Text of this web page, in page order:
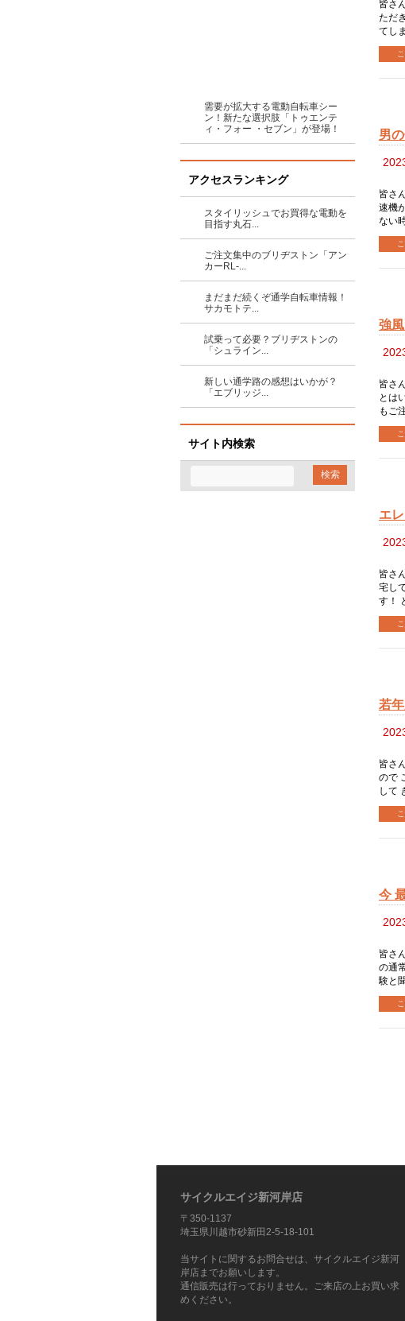
皆さ
ただ
てし
男
皆さ
速機
ない
強
皆さ
とは
もご
エ
皆さ
宅し
す！
若
皆さ
ので
して
今
皆さ
の通
験と
需要が拡大する電動自転車シー
ン！新たな選択肢「トゥエンテ
ィ・フォー ・セブン」が登場！
アクセスランキング
スタイリッシュでお買得な電動を
目指す丸石...
ご注文集中のブリヂストン「アン
カーRL-...
まだまだ続くぞ通学自転車情報！
サカモトテ...
試乗って必要？ブリヂストンの
「シュライン...
新しい通学路の感想はいかが？
「エブリッジ...
サイト内検索
サイクルエイジ新河岸店
〒350-1137
埼玉県川越市砂新田2-5-18-101
当サイトに関するお問合せは、サイクルエイジ新河
岸店までお願いします。
通信販売は行っておりません。ご来店の上お買い求
めください。